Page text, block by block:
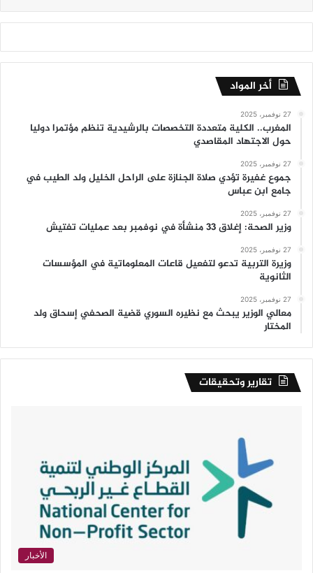
أخر المواد
27 نوفمبر، 2025
المغرب.. الكلية متعددة التخصصات بالرشيدية تنظم مؤتمرا دوليا
حول الاجتهاد المقاصدي
27 نوفمبر، 2025
جموع غفيرة تؤدي صلاة الجنازة على الراحل الخليل ولد الطيب في
جامع ابن عباس
27 نوفمبر، 2025
وزير الصحة: إغلاق 33 منشأة في نوفمبر بعد عمليات تفتيش
27 نوفمبر، 2025
وزيرة التربية تدعو لتفعيل قاعات المعلوماتية في المؤسسات
الثانوية
27 نوفمبر، 2025
معالي الوزير يبحث مع نظيره السوري قضية الصحفي إسحاق ولد
المختار
تقارير وتحقيقات
الأخبار